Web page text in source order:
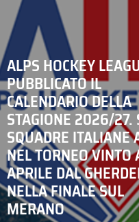
ALPS HOCKEY
PUBBLICATO IL
CALENDARIO DELLA
STAGIONE 2026/27.
SQUADRE ITALIANE
NEL TORNEO VINTO
APRILE DAL
NELLA FINALE SUL
MERANO